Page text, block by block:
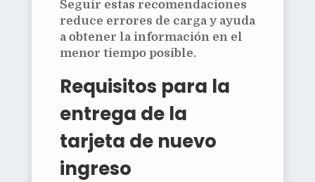
Seguir estas recomendaciones
reduce errores de carga y ayuda
a obtener la información en el
menor tiempo posible.
Requisitos para la
entrega de la
tarjeta de nuevo
ingreso